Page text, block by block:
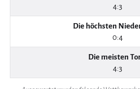
4:3
Die höchsten
0:4
Die meisten
4:3